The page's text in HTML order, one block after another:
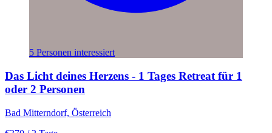
5 Personen interessiert
Das Licht deines Herzens - 1 Tages Retreat für 1
oder 2 Personen
Bad Mitterndorf, Österreich